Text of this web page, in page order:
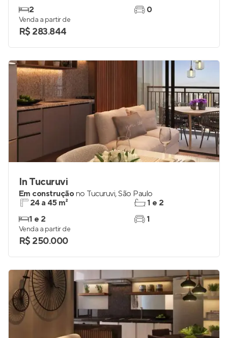
2
0
Venda a partir de
R$ 283.844
In Tucuruvi
Em construçãono Tucuruvi,São Paulo
24 a 45 m²
1 e 2
1 e 2
1
Venda a partir de
R$ 250.000